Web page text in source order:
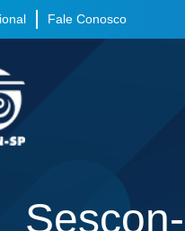
Fale Conosco